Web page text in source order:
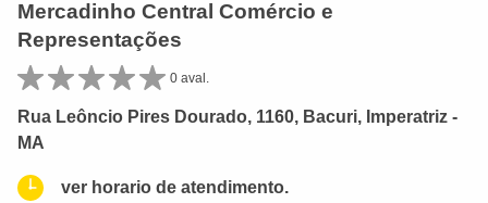
Mercadinho Central Comércio e
Representações
0 aval.
Rua Leôncio Pires Dourado, 1160, Bacuri, Imperatriz -
MA
ver horario de atendimento.